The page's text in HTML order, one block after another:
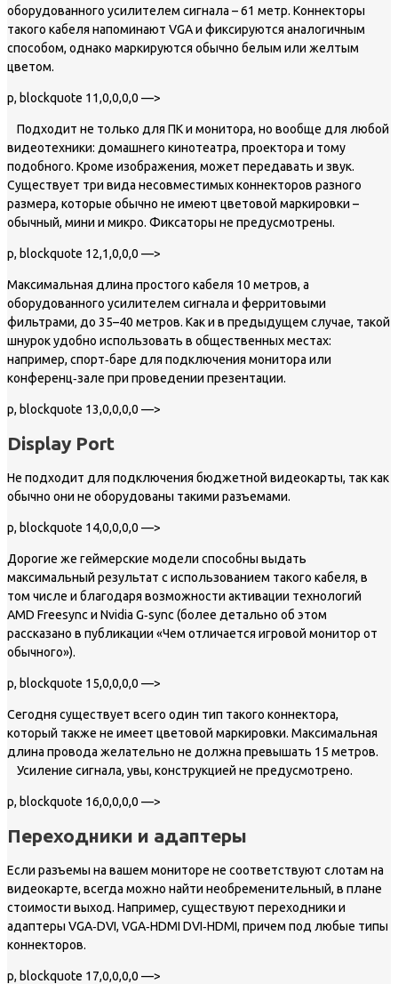
оборудованного усилителем сигнала – 61 метр. Коннекторы
такого кабеля напоминают VGA и фиксируются аналогичным
способом, однако маркируются обычно белым или желтым
цветом.
p, blockquote 11,0,0,0,0 —>
Подходит не только для ПК и монитора, но вообще для любой
видеотехники: домашнего кинотеатра, проектора и тому
подобного. Кроме изображения, может передавать и звук.
Существует три вида несовместимых коннекторов разного
размера, которые обычно не имеют цветовой маркировки –
обычный, мини и микро. Фиксаторы не предусмотрены.
p, blockquote 12,1,0,0,0 —>
Максимальная длина простого кабеля 10 метров, а
оборудованного усилителем сигнала и ферритовыми
фильтрами, до 35–40 метров. Как и в предыдущем случае, такой
шнурок удобно использовать в общественных местах:
например, спорт‐баре для подключения монитора или
конференц‐зале при проведении презентации.
p, blockquote 13,0,0,0,0 —>
Display Port
Не подходит для подключения бюджетной видеокарты, так как
обычно они не оборудованы такими разъемами.
p, blockquote 14,0,0,0,0 —>
Дорогие же геймерские модели способны выдать
максимальный результат с использованием такого кабеля, в
том числе и благодаря возможности активации технологий
AMD Freesync и Nvidia G‐sync (более детально об этом
рассказано в публикации «Чем отличается игровой монитор от
обычного»).
p, blockquote 15,0,0,0,0 —>
Сегодня существует всего один тип такого коннектора,
который также не имеет цветовой маркировки. Максимальная
длина провода желательно не должна превышать 15 метров.
Усиление сигнала, увы, конструкцией не предусмотрено.
p, blockquote 16,0,0,0,0 —>
Переходники и адаптеры
Если разъемы на вашем мониторе не соответствуют слотам на
видеокарте, всегда можно найти необременительный, в плане
стоимости выход. Например, существуют переходники и
адаптеры VGA‐DVI, VGA‐HDMI DVI‐HDMI, причем под любые типы
коннекторов.
p, blockquote 17,0,0,0,0 —>